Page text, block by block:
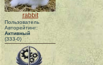
rabbit
Пользователь
Авторейтинг:
Активный
(333-0)